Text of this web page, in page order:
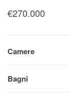
€270.000
Camere
Bagni